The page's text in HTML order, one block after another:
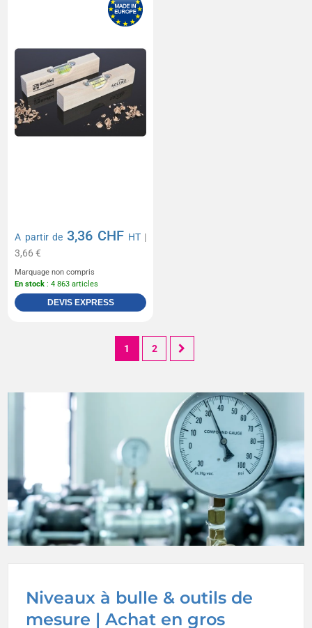
Niveaux à bulle & outils de
mesure | Achat en gros
A partir de 3,36 CHF HT|
3,66 €
Marquage non compris
En stock : 4 863 articles
DEVIS EXPRESS
1 2